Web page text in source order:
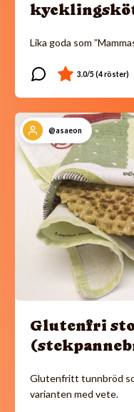
Lika goda som
@asaeon
Glutenfri
Glutenfritt tunnbröd
varianten med vete.